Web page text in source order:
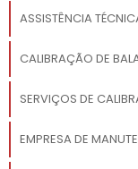
ASSISTÊNCIA
CALIBRAÇÃO DE
SERVIÇOS DE
EMPRESA DE